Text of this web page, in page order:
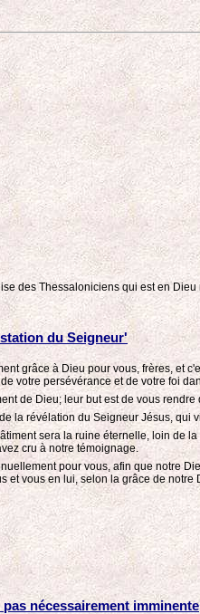
des Thessaloniciens qui est en
du Seigneur'
grâce à Dieu pour vous, frères, et
votre persévérance et de votre foi
de Dieu; leur but est de vous
la révélation du Seigneur Jésus, qui
sera la ruine éternelle, loin de
cru à notre témoignage.
pour vous, afin que notre
et vous en lui, selon la grâce de notre
nécessairement imminente